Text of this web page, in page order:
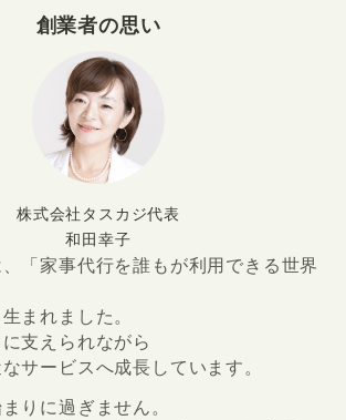
創業者の思い
株式会社タスカジ代表
和田幸子
、「家事代行を誰もが利用できる世界
まれました。
支えられながら
サービスへ成長しています。
りに過ぎません。